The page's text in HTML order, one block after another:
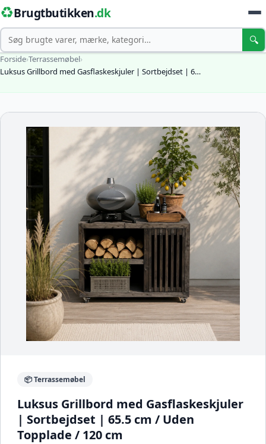
♻️Brugtbutikken.dk
Søg 🔍
Forside›Terrassemøbel›
Luksus Grillbord med Gasflaskeskjuler | Sortbejdset | 6…
📦 Terrassemøbel
Luksus Grillbord med Gasflaskeskjuler
| Sortbejdset | 65.5 cm / Uden
Topplade / 120 cm